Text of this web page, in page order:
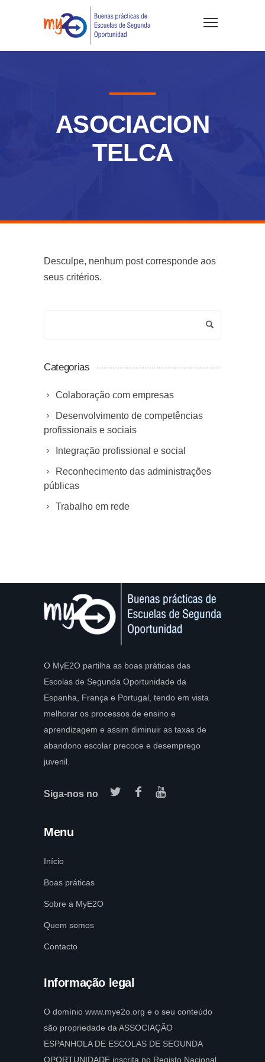
ASOCIACION
TELCA
Desculpe, nenhum post corresponde aos
seus critérios.
Categorias
Colaboração com empresas
Desenvolvimento de competências
profissionais e sociais
Integração profissional e social
Reconhecimento das administrações
públicas
Trabalho em rede
O MyE2O partilha as boas práticas das
Escolas de Segunda Oportunidade da
Espanha, França e Portugal, tendo em vista
melhorar os processos de ensino e
aprendizagem e assim diminuir as taxas de
abandono escolar precoce e desemprego
juvenil.
Siga-nos no
Menu
Início
Boas práticas
Sobre a MyE2O
Quem somos
Contacto
Informação legal
O domínio www.mye2o.org e o seu conteúdo
são propriedade da ASSOCIAÇÃO
ESPANHOLA DE ESCOLAS DE SEGUNDA
OPORTUNIDADE inscrita no Registo Nacional